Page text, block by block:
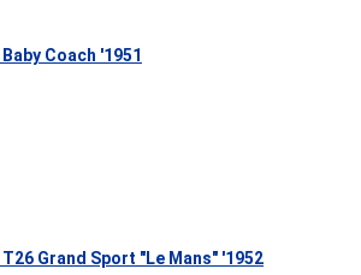
Coach '1951
Grand Sport "Le Mans" '1952